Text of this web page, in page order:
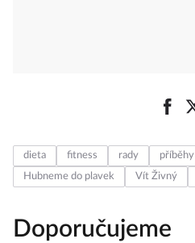
dieta fitness rady příběhy
Hubneme do plavek
Vít Živný
Doporučujeme